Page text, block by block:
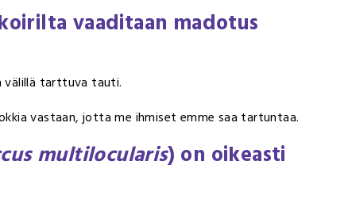
vaaditaan madotus
välillä tarttuva tauti.
vastaan, jotta me ihmiset emme saa tartuntaa.
multilocularis) on oikeasti